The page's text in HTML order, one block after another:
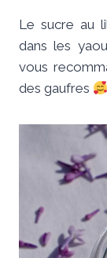
Le sucre au
dans les
vous
des gaufres